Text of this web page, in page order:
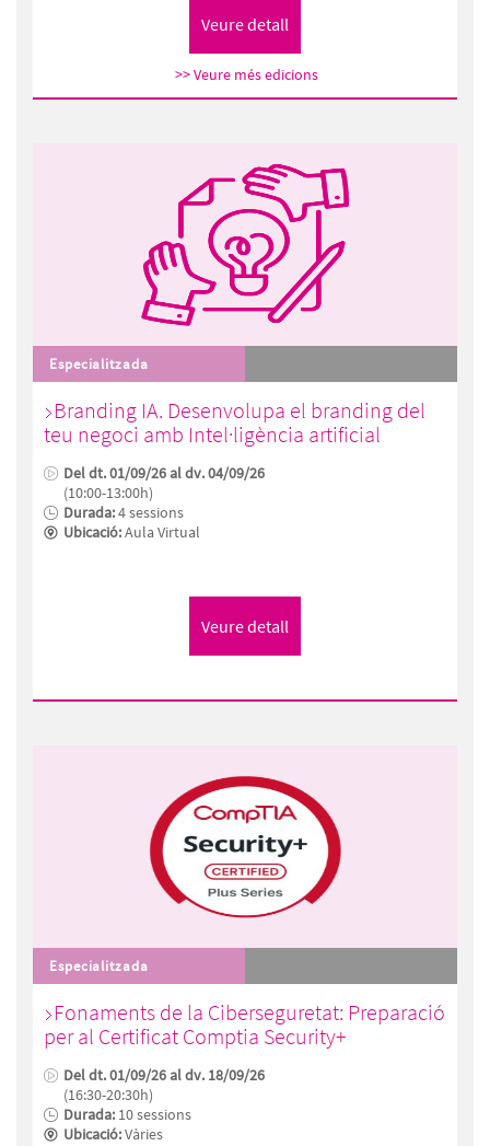
>> Veure més edicions
Especialitzada
Branding IA. Desenvolupa el branding del
teu negoci amb Intel·ligència artificial
Del dt. 01/09/26 al dv. 04/09/26
(10:00-13:00h)
Durada:4 sessions
Ubicació:Aula Virtual
Especialitzada
Fonaments de la Ciberseguretat: Preparació
per al Certificat Comptia Security+
Del dt. 01/09/26 al dv. 18/09/26
(16:30-20:30h)
Durada: 10 sessions
Ubicació:Vàries